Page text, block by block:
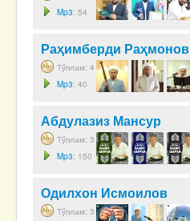
Mp3: 54
Раҳимберди Раҳмонов
Тўплам: 4
Mp3: 40
Абдулазиз Мансур
Тўплам: 3
Mp3: 150
Одилхон Исмоилов
Тўплам: 3